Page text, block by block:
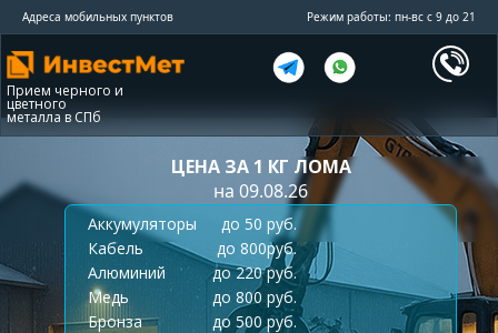
Адреса мобильных пунктов Режим работы: пн-вс с 9 до 21
Прием черного и
цветного
металла в СПб
ЦЕНА ЗА 1 КГ ЛОМА
на 09.08.26
Аккумуляторы
до 50 руб.
Кабель
до 800руб.
Алюминий
до 220 руб.
Медь
до 800 руб.
Бронза
до 500 руб.